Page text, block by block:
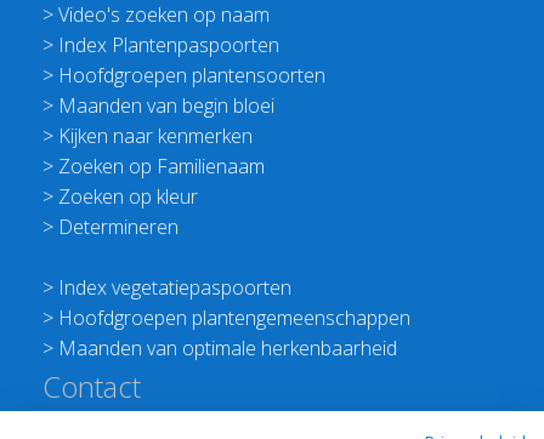
>Video's zoeken op naam
> Index Plantenpaspoorten
> Hoofdgroepen plantensoorten
> Maanden van begin bloei
> Kijken naar kenmerken
> Zoeken op Familienaam
> Zoeken op kleur
> Determineren
> Index vegetatiepaspoorten
> Hoofdgroepen plantengemeenschappen
> Maanden van optimale herkenbaarheid
Contact